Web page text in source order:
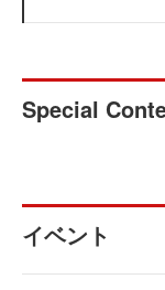
Special
イベント